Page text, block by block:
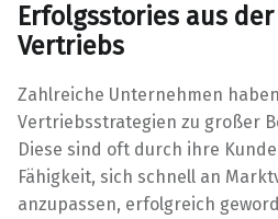
Erfolgsstories aus
Vertriebs
Zahlreiche Unternehmen
Vertriebsstrategien zu großer
Diese sind oft durch ihre
Fähigkeit, sich schnell an
anzupassen, erfolgreich